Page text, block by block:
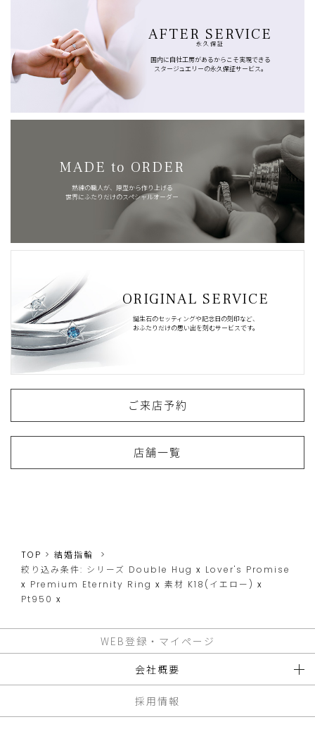
AFTER SERVICE
永久保証
国内に自社工房があるからこそ実現できる
スタージュエリーの永久保証サービス。
MADE to ORDER
熟練の職人が、原型から作り上げる
世界にふたりだけのスペシャルオーダー
ORIGINAL SERVICE
誕生石のセッティングや記念日の刻印など、
おふたりだけの思い出を刻むサービスです。
ご来店予約
店舗一覧
TOP
結婚指輪
絞り込み条件: シリーズ Double Hug x Lover's Promise
x Premium Eternity Ring x 素材 K18(イエロー) x
Pt950 x
WEB登録・マイページ
会社概要
採用情報